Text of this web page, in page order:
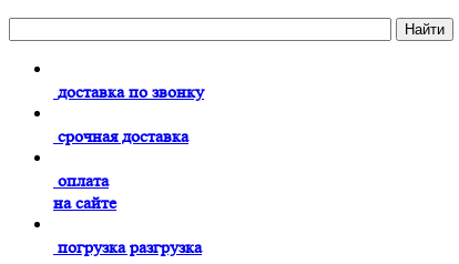
доставка по звонку
срочная доставка
оплата
на сайте
погрузка разгрузка